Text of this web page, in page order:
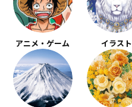
アニメ・ゲーム イラスト